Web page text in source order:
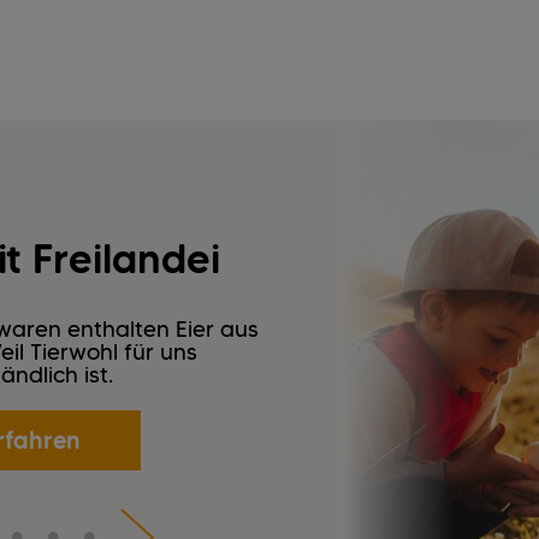
Freilandei
enthalten Eier aus
Tierwohl für uns
ist.